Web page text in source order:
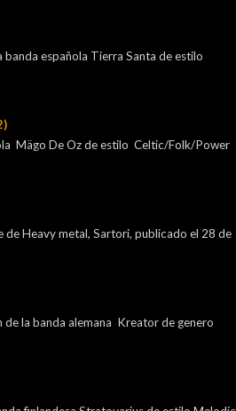
española Tierra Santa de estilo
Mägo De Oz de estilo Celtic/Folk/Power
de Heavy metal, Sartori, publicado el 28 de
la banda alemana Kreator de genero